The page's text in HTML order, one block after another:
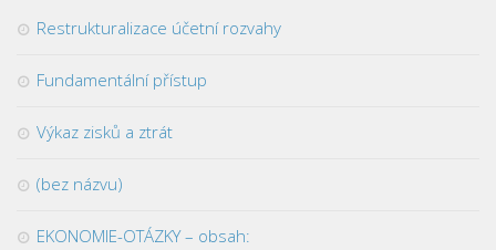
Restrukturalizace účetní rozvahy
Fundamentální přístup
Výkaz zisků a ztrát
(bez názvu)
EKONOMIE-OTÁZKY – obsah: